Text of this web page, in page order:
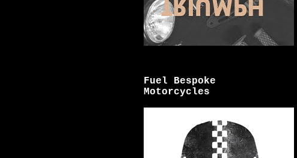
Fuel Bespoke
Motorcycles